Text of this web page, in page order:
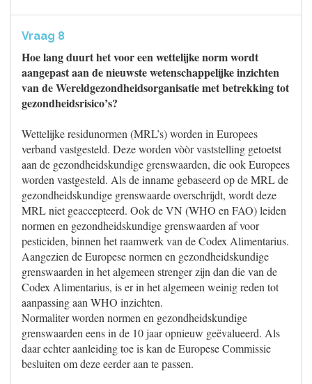
Vraag 8
Hoe lang duurt het voor een wettelijke norm wordt
aangepast aan de nieuwste wetenschappelijke inzichten
van de Wereldgezondheidsorganisatie met betrekking tot
gezondheidsrisico’s?
Wettelijke residunormen (MRL’s) worden in Europees
verband vastgesteld. Deze worden vòòr vaststelling getoetst
aan de gezondheidskundige grenswaarden, die ook Europees
worden vastgesteld. Als de inname gebaseerd op de MRL de
gezondheidskundige grenswaarde overschrijdt, wordt deze
MRL niet geaccepteerd. Ook de VN (WHO en FAO) leiden
normen en gezondheidskundige grenswaarden af voor
pesticiden, binnen het raamwerk van de Codex Alimentarius.
Aangezien de Europese normen en gezondheidskundige
grenswaarden in het algemeen strenger zijn dan die van de
Codex Alimentarius, is er in het algemeen weinig reden tot
aanpassing aan WHO inzichten.
Normaliter worden normen en gezondheidskundige
grenswaarden eens in de 10 jaar opnieuw geëvalueerd. Als
daar echter aanleiding toe is kan de Europese Commissie
besluiten om deze eerder aan te passen.